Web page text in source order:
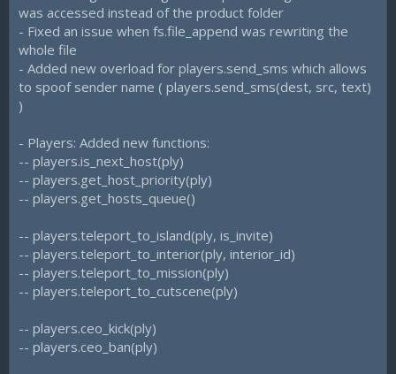
was accessed instead of the product folder
- Fixed an issue when fs.file_append was rewriting the
whole file
- Added new overload for players.send_sms which allows
to spoof sender name ( players.send_sms(dest, src, text)
)
- Players: Added new functions:
-- players.is_next_host(ply)
-- players.get_host_priority(ply)
-- players.get_hosts_queue()
-- players.teleport_to_island(ply, is_invite)
-- players.teleport_to_interior(ply, interior_id)
-- players.teleport_to_mission(ply)
-- players.teleport_to_cutscene(ply)
-- players.ceo_kick(ply)
-- players.ceo_ban(ply)